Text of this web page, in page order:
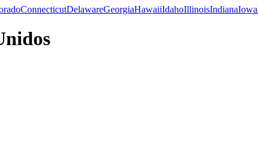
ConnecticutDelawareGeorgiaHawaiiIdahoIllinoisIndianaIowa